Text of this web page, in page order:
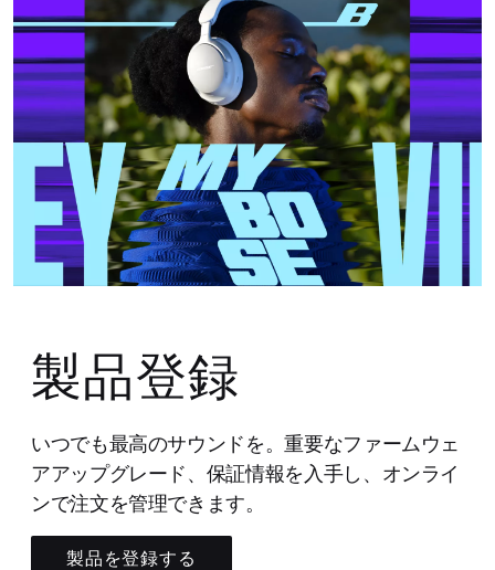
製品登録
いつでも最高のサウンドを。重要なファームウェ
アアップグレード、保証情報を入手し、オンライ
ンで注文を管理できます。
製品を登録する